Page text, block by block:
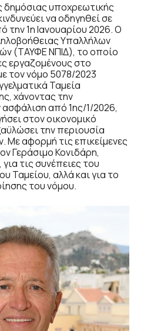
υποχρεωτικής
να οδηγηθεί σε
την 1η Ιανουαρίου 2026. Ο
Υπαλλήλων
(ΤΑΥΦΕ ΝΠΙΔ), το οποίο
εργαζομένους στο
τον νόμο 5078/2023
Ταμεία
χάνοντας την
από 1ης/1/2026,
στον οικονομικό
την περιουσία
Με αφορμή τις επικείμενες
Γεράσιμο Κονιδάρη,
τις συνέπειες του
Ταμείου, αλλά και για το
του νόμου.